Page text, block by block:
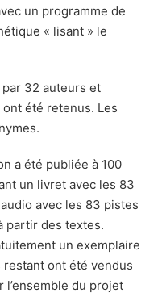
un programme de
« lisant » le
32 auteurs et
été retenus. Les
a été publiée à 100
un livret avec les 83
avec les 83 pistes
partir des textes.
un exemplaire
restant ont été vendus
du projet